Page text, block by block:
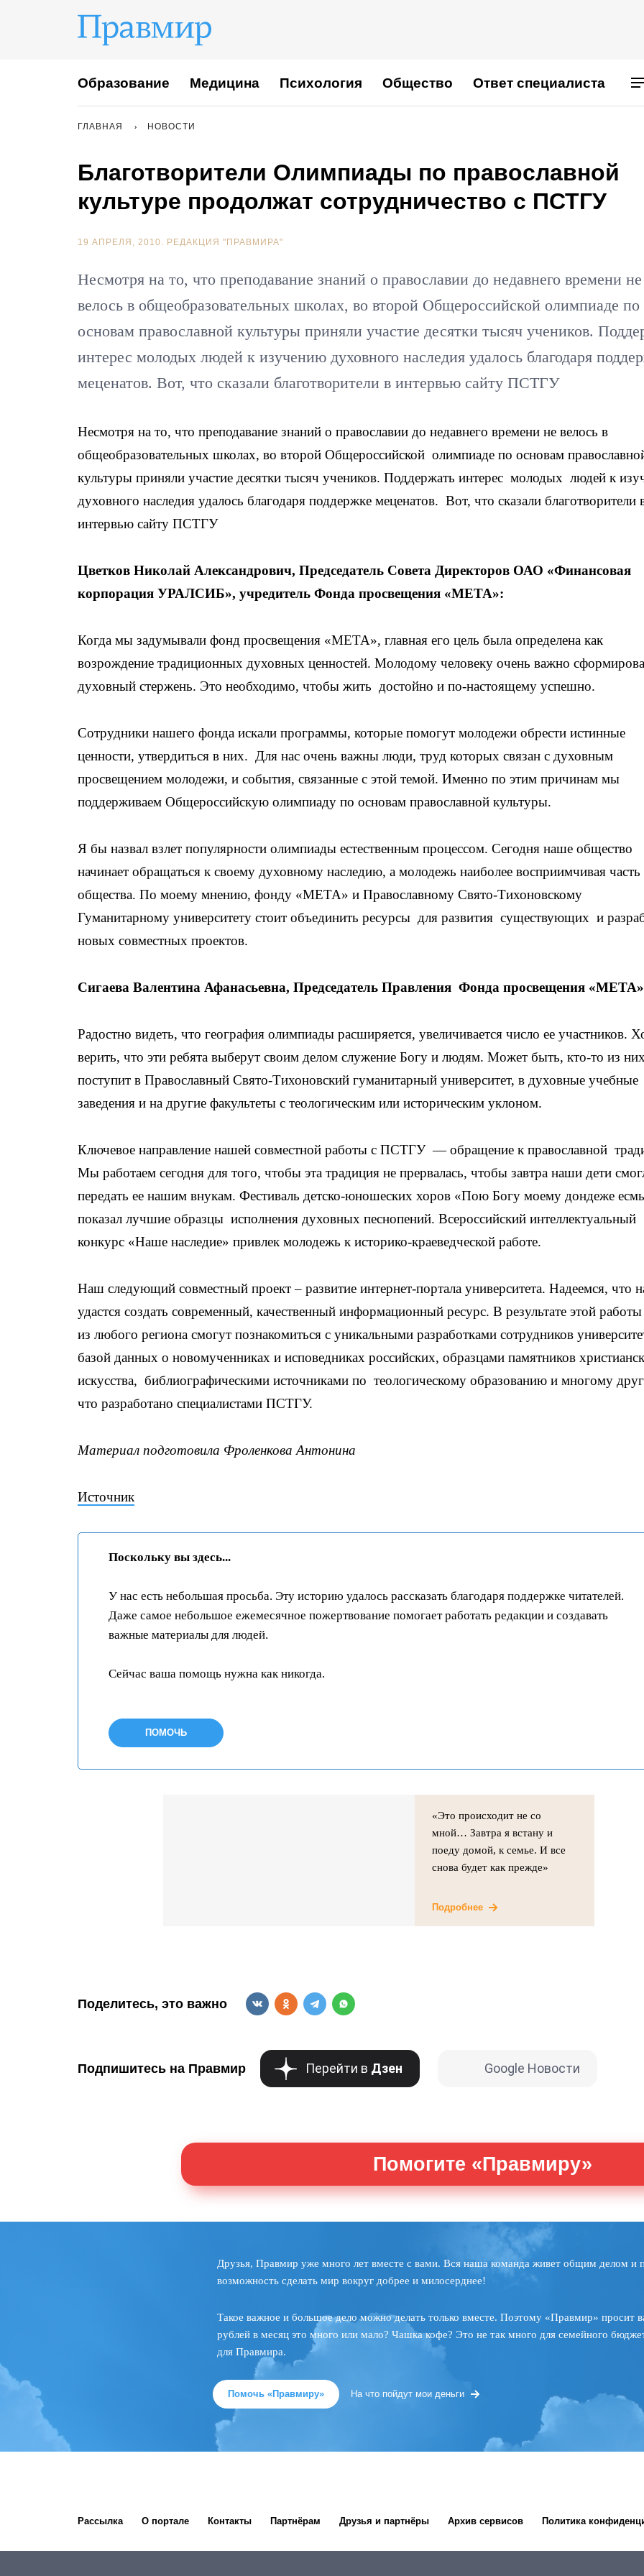
Образование Медицина Психология Общество Ответ специалиста
ГЛАВНАЯ НОВОСТИ
Благотворители Олимпиады по православной
культуре продолжат сотрудничество с ПСТГУ
19 АПРЕЛЯ, 2010. РЕДАКЦИЯ "ПРАВМИРА"
Несмотря на то, что преподавание знаний о православии до недавнего времени не
велось в общеобразовательных школах, во второй Общероссийской олимпиаде по
основам православной культуры приняли участие десятки тысяч учеников.
интерес молодых людей к изучению духовного наследия удалось благодаря
меценатов. Вот, что сказали благотворители в интервью сайту ПСТГУ
Несмотря на то, что преподавание знаний о православии до недавнего времени не велось в
общеобразовательных школах, во второй Общероссийской олимпиаде по основам
культуры приняли участие десятки тысяч учеников. Поддержать интерес молодых людей к
духовного наследия удалось благодаря поддержке меценатов. Вот, что сказали благотворители
интервью сайту ПСТГУ
Цветков Николай Александрович, Председатель Совета Директоров ОАО «Финансовая
корпорация УРАЛСИБ», учредитель Фонда просвещения «МЕТА»:
Когда мы задумывали фонд просвещения «МЕТА», главная его цель была определена как
возрождение традиционных духовных ценностей. Молодому человеку очень важно
духовный стержень. Это необходимо, чтобы жить достойно и по-настоящему успешно.
Сотрудники нашего фонда искали программы, которые помогут молодежи обрести истинные
ценности, утвердиться в них. Для нас очень важны люди, труд которых связан с духовным
просвещением молодежи, и события, связанные с этой темой. Именно по этим причинам мы
поддерживаем Общероссийскую олимпиаду по основам православной культуры.
Я бы назвал взлет популярности олимпиады естественным процессом. Сегодня наше общество
начинает обращаться к своему духовному наследию, а молодежь наиболее восприимчивая часть
общества. По моему мнению, фонду «МЕТА» и Православному Свято-Тихоновскому
Гуманитарному университету стоит объединить ресурсы для развития существующих и
новых совместных проектов.
Сигаева Валентина Афанасьевна, Председатель Правления Фонда просвещения
Радостно видеть, что география олимпиады расширяется, увеличивается число ее участников.
верить, что эти ребята выберут своим делом служение Богу и людям. Может быть, кто-то из них
поступит в Православный Свято-Тихоновский гуманитарный университет, в духовные учебные
заведения и на другие факультеты с теологическим или историческим уклоном.
Ключевое направление нашей совместной работы с ПСТГУ — обращение к православной
Мы работаем сегодня для того, чтобы эта традиция не прервалась, чтобы завтра наши дети
передать ее нашим внукам. Фестиваль детско-юношеских хоров «Пою Богу моему дондеже
показал лучшие образцы исполнения духовных песнопений. Всероссийский интеллектуальный
конкурс «Наше наследие» привлек молодежь к историко-краеведческой работе.
Наш следующий совместный проект – развитие интернет-портала университета. Надеемся, что
удастся создать современный, качественный информационный ресурс. В результате этой
из любого региона смогут познакомиться с уникальными разработками сотрудников
базой данных о новомученниках и исповедниках российских, образцами памятников
искусства, библиографическими источниками по теологическому образованию и многому
что разработано специалистами ПСТГУ.
Материал подготовила Фроленкова Антонина
Источник
Поскольку вы здесь...
У нас есть небольшая просьба. Эту историю удалось рассказать благодаря поддержке читателей.
Даже самое небольшое ежемесячное пожертвование помогает работать редакции и создавать
важные материалы для людей.
Сейчас ваша помощь нужна как никогда.
ПОМОЧЬ
«Это происходит не со
мной… Завтра я встану и
поеду домой, к семье. И все
снова будет как прежде»
Подробнее
Поделитесь, это важно
Подпишитесь на Правмир Перейти в Дзен Google Новости
Помогите «Правмиру»
Друзья, Правмир уже много лет вместе с вами. Вся наша команда живет общим делом и
возможность сделать мир вокруг добрее и милосерднее!
Такое важное и большое дело можно делать только вместе. Поэтому «Правмир» просит
рублей в месяц это много или мало? Чашка кофе? Это не так много для семейного
для Правмира.
Помочь «Правмиру» На что пойдут мои деньги
Рассылка О портале Контакты Партнёрам Друзья и партнёры Архив сервисов Политика